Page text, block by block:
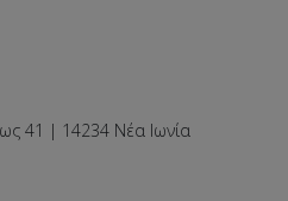
41 | 14234 Νέα Ιωνία